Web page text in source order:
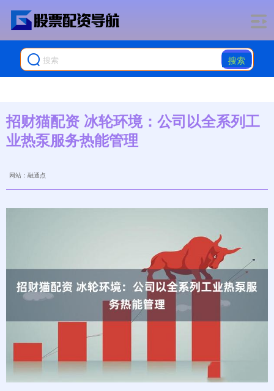
搜索
招财猫配资 冰轮环境：公司以全系列工
业热泵服务热能管理
网站：融通点